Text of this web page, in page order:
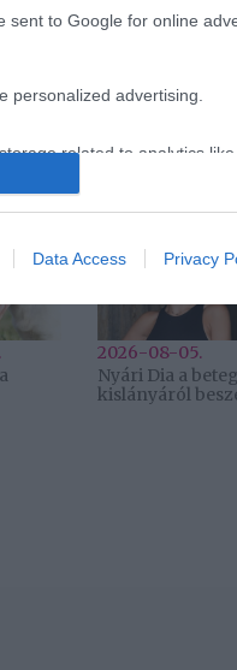
sent to Google for online
personalized advertising.
related to analytics
Data Access Privacy
Következő bejegyzés
2026-08-05.
Nyári Dia a beteg
kislányáról